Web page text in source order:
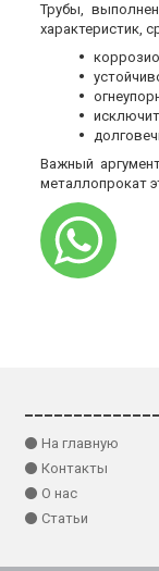
Трубы,
характеристик,
Важный
металлопрокат
⚫ На главную
⚫ Контакты
⚫ О нас
⚫ Статьи